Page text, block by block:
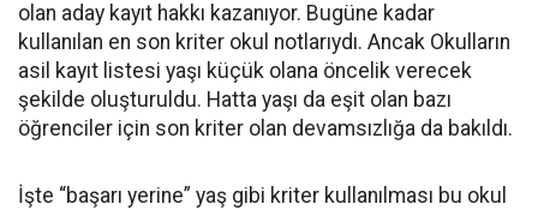
olan aday kayıt hakkı kazanıyor. Bugüne kadar
kullanılan en son kriter okul notlarıydı. Ancak Okulların
asil kayıt listesi yaşı küçük olana öncelik verecek
şekilde oluşturuldu. Hatta yaşı da eşit olan bazı
öğrenciler için son kriter olan devamsızlığa da bakıldı.
İşte “başarı yerine” yaş gibi kriter kullanılması bu okul